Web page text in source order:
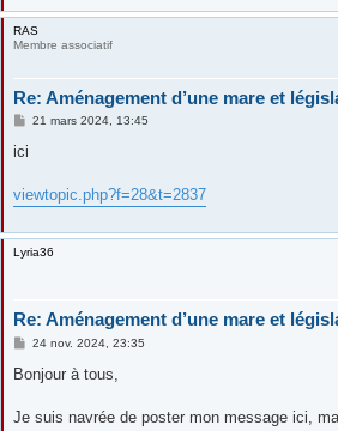
RAS
Membre associatif
Re: Aménagement d’une mare et
M
s
g
e
21 mars 2024, 13:45
ici
viewtopic.php?f=28&t=2837
Lyria36
Re: Aménagement d’une mare et
M
s
g
24 nov. 2024, 23:35
Bonjour à tous,
Je suis navrée de poster mon message ici,